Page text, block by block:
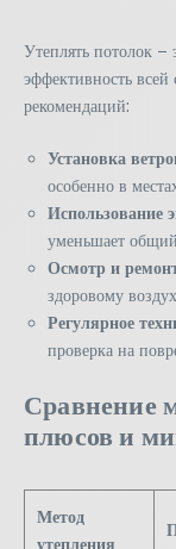
Утеплять потолок
эффективность
рекомендаций:
Установка
особенно в
Использование
уменьшает
Осмотр и
здоровому
Регулярное
проверка на
Сравнение
плюсов и
Метод
утепления